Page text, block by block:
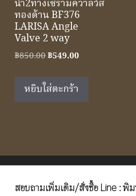
น้ำ2ทางเซรามิควาลว์สี
ทองด้าน BF376
LARISA Angle
Valve 2 way
฿850.00Original
was:
฿850.00.
฿549.00
หยิบใส่ตะกร้า
สอบถามเพิ่มเติม/สั่งซื้อ Line : พิ